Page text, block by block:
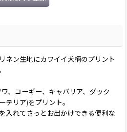
ネン生地にカワイイ犬柄のプリント
、コーギー、キャバリア、ダック
テリア)をプリント。
入れてさっとお出かけできる便利な